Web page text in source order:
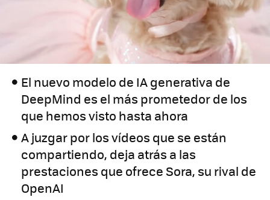
El nuevo modelo de IA generativa de
DeepMind es el más prometedor de los
que hemos visto hasta ahora
A juzgar por los vídeos que se están
compartiendo, deja atrás a las
prestaciones que ofrece Sora, su rival de
OpenAI